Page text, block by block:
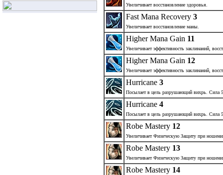
Увеличивает восстановление здоровья.
Fast Mana Recovery 3
Увеличивает восстановление маны.
Higher Mana Gain 11
Увеличивает эффективность заклинаний,
Higher Mana Gain 12
Увеличивает эффективность заклинаний,
Hurricane 3
Посылает в цель разрушающий вихрь. Сила
Hurricane 4
Посылает в цель разрушающий вихрь. Сила
Robe Mastery 12
Увеличивает Физическую Защиту при
Robe Mastery 13
Увеличивает Физическую Защиту при
Robe Mastery 14